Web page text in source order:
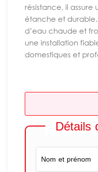
résistance, il assure
étanche et durable.
d’eau chaude et
une installation
domestiques et
Détails